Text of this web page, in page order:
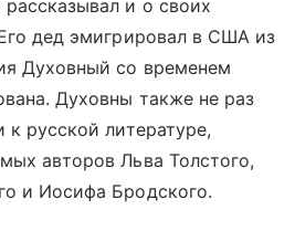
и о своих
дед эмигрировал в США из
Духовный со временем
Духовны также не раз
к русской литературе,
авторов Льва Толстого,
и Иосифа Бродского.